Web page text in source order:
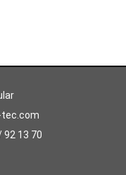
92 13 70